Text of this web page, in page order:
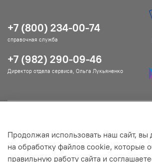
Подробнее о магазине
+7 (800) 234-00-74
справочная служба
+7 (982) 290-09-46
Директор отдела сервиса, Ольга Лукьяненко
Продолжая использовать наш сайт, вы
на обработку файлов cookie, которые
правильную работу сайта и